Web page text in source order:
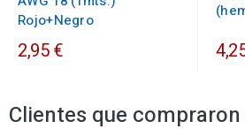
Rojo+Negro
2,95 €
Clientes que